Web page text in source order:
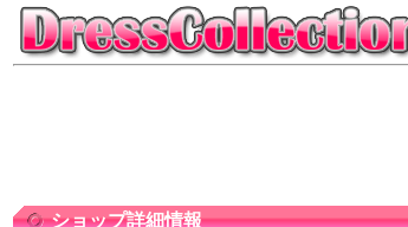
ショップ詳細情報